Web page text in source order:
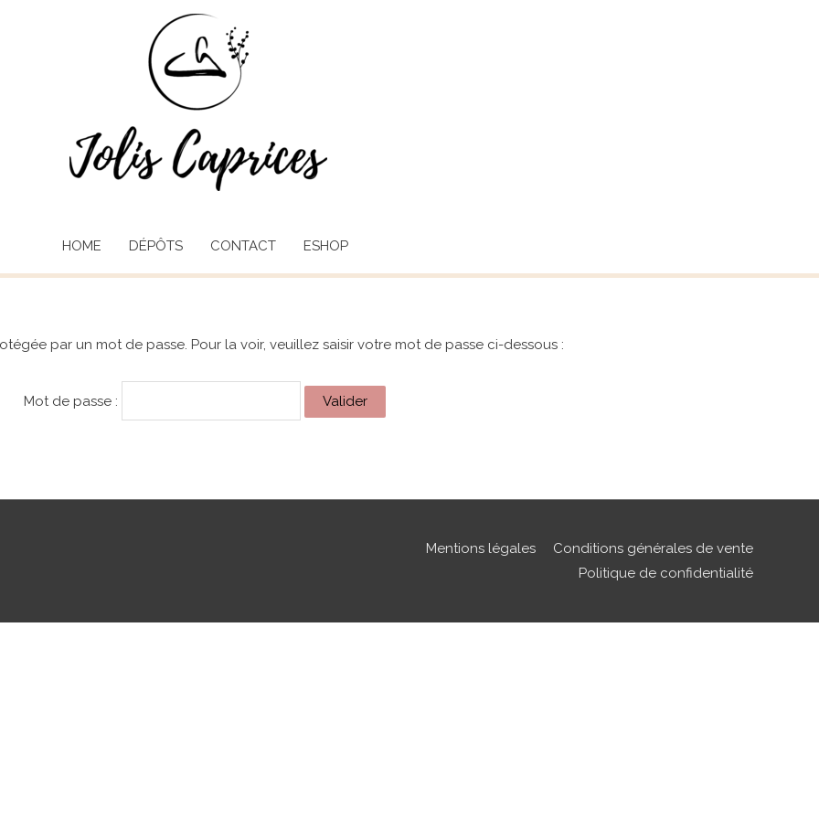
HOME DÉPÔTS CONTACT ESHOP
par un mot de passe. Pour la voir, veuillez saisir votre mot de passe ci-dessous :
Mot de passe :
Mentions légales
Conditions générales de vente
Politique de confidentialité